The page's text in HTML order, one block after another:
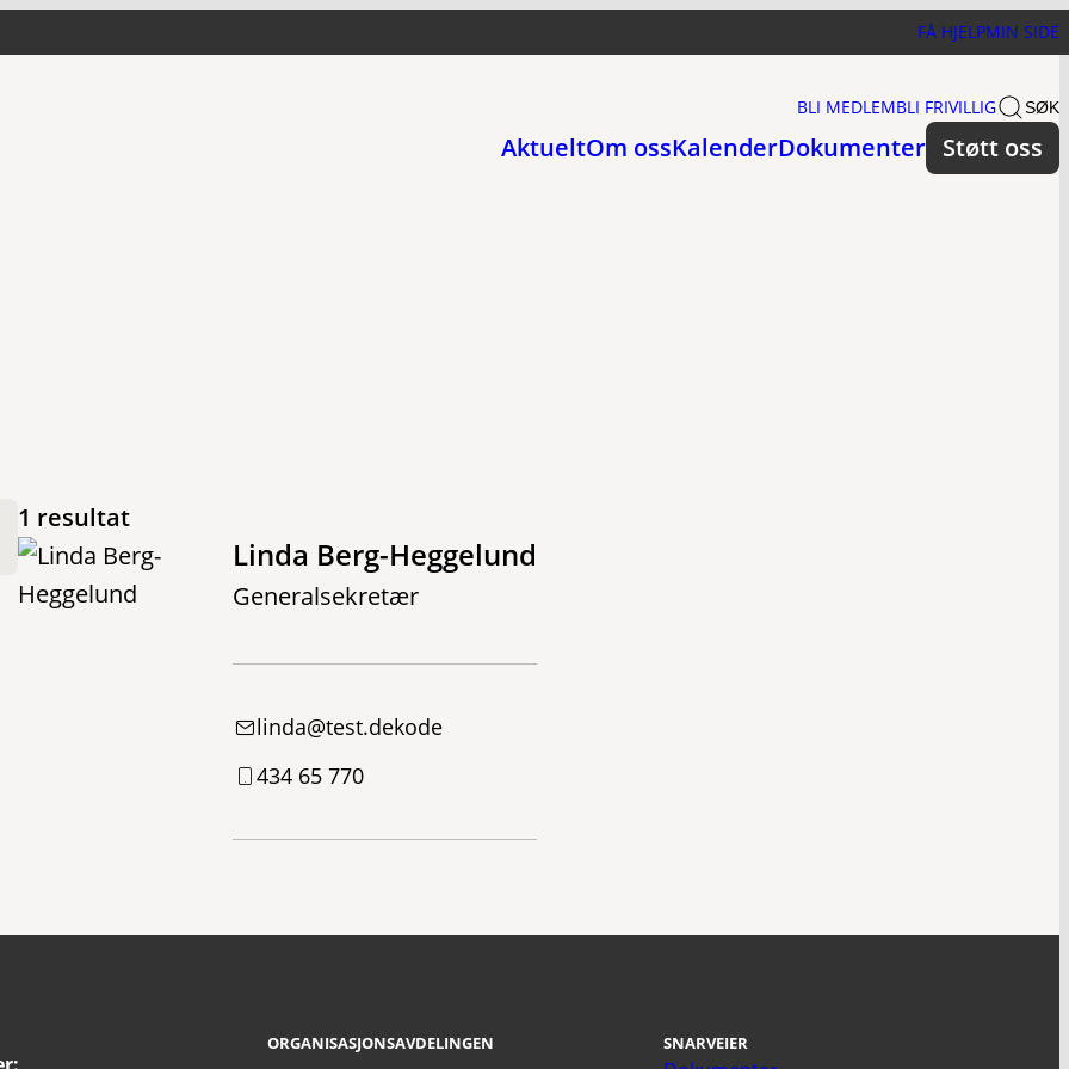
FÅ HJELPMIN SIDE
BLI MEDLEMBLI FRIVILLIG SØK
AktueltOm ossKalenderDokumenter Støtt oss
1 resultat
Linda Berg-Heggelund
Generalsekretær
linda@test.dekode
434 65 770
ORGANISASJONSAVDELINGEN SNARVEIER